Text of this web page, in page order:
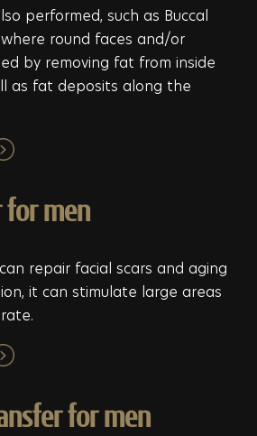
performed, such as Buccal
round faces and/or
by removing fat from inside
as fat deposits along the
for men
repair facial scars and aging
it can stimulate large areas
for men